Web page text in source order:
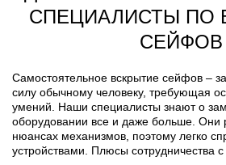
СПЕЦИАЛИСТЫ ПО
СЕЙФОВ
Самостоятельное вскрытие сейфов –
силу обычному человеку, требующая
умений. Наши специалисты знают о
оборудовании все и даже больше. Они
нюансах механизмов, поэтому легко
устройствами. Плюсы сотрудничества